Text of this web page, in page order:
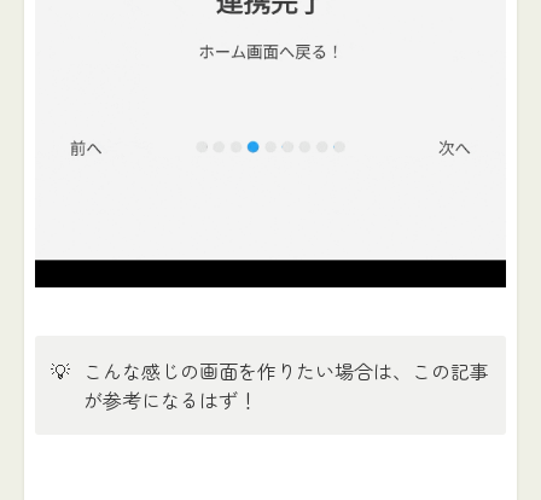
💡 こんな感じの画面を作りたい場合は、この記事
が参考になるはず！